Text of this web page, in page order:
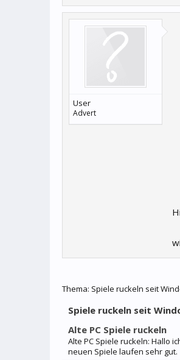
User
Advert
Thema: Spiele ruckeln seit
Spiele ruckeln seit
Alte PC Spiele ruckeln
Alte PC Spiele ruckeln: Hallo
neuen Spiele laufen sehr gut.